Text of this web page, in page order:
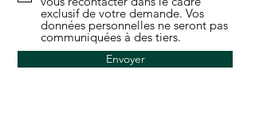
exclusif de votre demande. Vos
données personnelles ne seront pas
communiquées à des tiers.
Envoyer